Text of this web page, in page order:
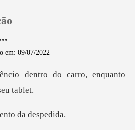
0
em: 09/07/2022
tro do carro, enquanto
d